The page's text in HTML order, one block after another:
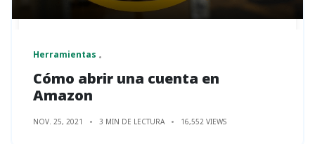
Herramientas
Cómo abrir una cuenta en
Amazon
NOV. 25, 2021 3 MIN DE LECTURA 16,552 VIEWS